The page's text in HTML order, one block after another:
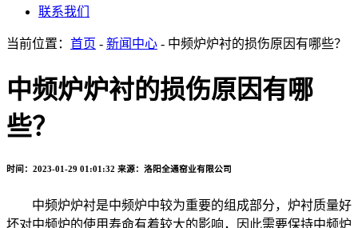
联系我们
当前位置： 首页 - 新闻中心 - 中频炉炉衬的损伤原因有哪些？
中频炉炉衬的损伤原因有哪
些？
时间：2023-01-29 01:01:32 来源：洛阳全通窑业有限公司
中频炉炉衬是中频炉中较为重要的组成部分，炉衬质量好
坏对中频炉的使用寿命有着较大的影响，因此需要保持中频炉